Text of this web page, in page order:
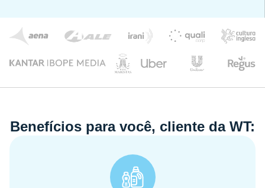
Benefícios para você, cliente da WT: